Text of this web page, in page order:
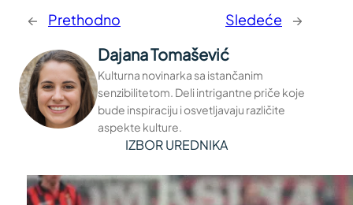
← Prethodno Sledeće →
Dajana Tomašević
Kulturna novinarka sa istančanim
senzibilitetom. Deli intrigantne priče koje
bude inspiraciju i osvetljavaju različite
aspekte kulture.
IZBOR UREDNIKA